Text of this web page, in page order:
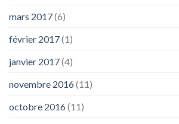
mars 2017(6)
février 2017(1)
janvier 2017(4)
novembre 2016(11)
octobre 2016(11)